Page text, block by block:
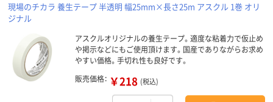
現場のチカラ 養生テープ 半透明 幅25mm×長さ25m アスクル 1巻 オリ
ジナル
アスクルオリジナルの養生テープ。適度な粘着力で仮止め
や掲示などにもご使用頂けます。国産でありながらお求め
やすい価格。手切れ性も良好です。
販売価格： ￥218 (税込)